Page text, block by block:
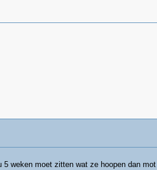
weken moet zitten wat ze hoopen dan